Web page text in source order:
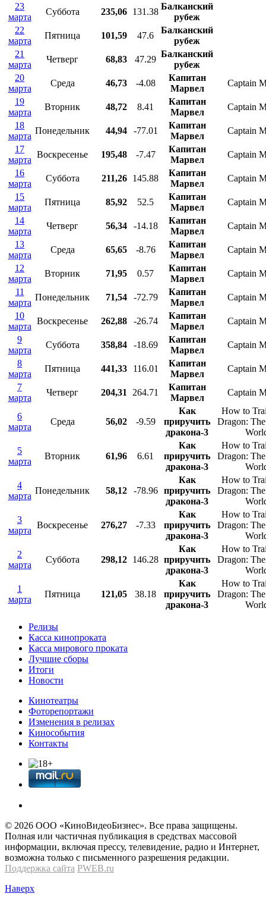
23
марта
Суббота 235,06 131.38
Балканский
рубеж
22
марта
Пятница 101,59 47.6
Балканский
рубеж
21
марта
Четверг 68,83 47.29
Балканский
рубеж
20
марта
Среда 46,73 -4.08
Капитан
Марвел
Captain
19
марта
Вторник 48,72 8.41
Капитан
Марвел
Captain
18
марта
Понедельник 44,94 -77.01
Капитан
Марвел
Captain
17
марта
Воскресенье 195,48 -7.47
Капитан
Марвел
Captain
16
марта
Суббота 211,26 145.88
Капитан
Марвел
Captain
15
марта
Пятница 85,92 52.5
Капитан
Марвел
Captain
14
марта
Четверг 56,34 -14.18
Капитан
Марвел
Captain
13
марта
Среда 65,65 -8.76
Капитан
Марвел
Captain
12
марта
Вторник 71,95 0.57
Капитан
Марвел
Captain
11
марта
Понедельник 71,54 -72.79
Капитан
Марвел
Captain
10
марта
Воскресенье 262,88 -26.74
Капитан
Марвел
Captain
9
марта
Суббота 358,84 -18.69
Капитан
Марвел
Captain
8
марта
Пятница 441,33 116.01
Капитан
Марвел
Captain
7
марта
Четверг 204,31 264.71
Капитан
Марвел
Captain
6
марта
Среда 56,02 -9.59
Как
приручить
дракона-3
How to
Dragon:
5
марта
Вторник 61,96 6.61
Как
приручить
дракона-3
How to
Dragon:
4
марта
Понедельник 58,12 -78.96
Как
приручить
дракона-3
How to
Dragon:
3
марта
Воскресенье 276,27 -7.33
Как
приручить
дракона-3
How to
Dragon:
2
марта
Суббота 298,12 146.28
Как
приручить
дракона-3
How to
Dragon:
1
марта
Пятница 121,05 38.18
Как
приручить
дракона-3
How to
Dragon:
Релизы
Касса кинопроката
Касса мирового проката
Лучшие сборы
Итоги
Новости
Кинотеатры
Фоторепортажи
Изменения в релизах
Кинособытия
Контакты
© 2026 OOО «КиноВидеоБизнес». Все права защищены.
Полная или частичная публикация в средствах массовой
информации, включая прессу, телевидение, радио и Интернет,
возможна только с письменного разрешения редакции.
Поддержка сайта PWEB.ru
Наверх